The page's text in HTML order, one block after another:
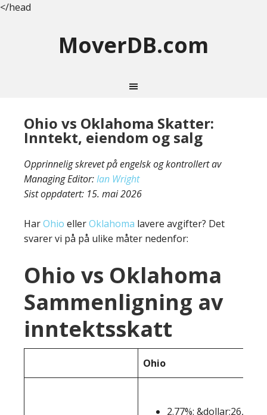
</head
MoverDB.com
Ohio vs Oklahoma Skatter:
Inntekt, eiendom og salg
Opprinnelig skrevet på engelsk og kontrollert av
Managing Editor:Ian Wright
Sist oppdatert: 15. mai 2026
HarOhio ellerOklahoma lavere avgifter? Det
svarer vi på på ulike måter nedenfor:
Ohio vs Oklahoma
Sammenligning av
inntektsskatt
Ohio
2.77%: